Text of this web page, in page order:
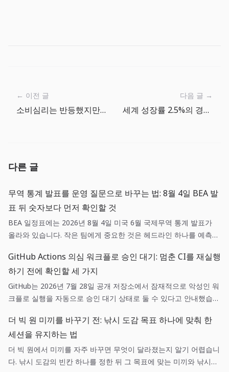
← 이전 글
소비심리는 반등했지만 기대인플레이션은 4.6%: 작은 팀은 가격 피로를 다시 계산해야 한다
다음 글 →
세계 성장률 2.5%의 경고: 매출 전망보다 현금흐름 방어가 먼저다
다른 글
무역 통계 발표를 운영 질문으로 바꾸는 법: 8월 4일 BEA 발
표 뒤 숫자보다 먼저 확인할 것
BEA 일정표에는 2026년 8월 4일 미국 6월 국제무역 통계 발표가
올라와 있습니다. 작은 팀에게 중요한 것은 헤드라인 하나를 예측하
와 연결되는지 기록하는 일입니다.
GitHub Actions 의심 워크플로 승인 대기: 멈춘 CI를 재실행
하기 전에 확인할 세 가지
GitHub는 2026년 7월 28일 공개 저장소에서 잠재적으로 악성인 워
크플로 실행을 자동으로 승인 대기 상태로 둘 수 있다고 안내했습니
권한을 짧은 순서로 확인하는 운영 작업입니다.
더 빅 원 미끼를 바꾸기 전: 낚시 도감 목표 하나에 맞춰 한
세션을 유지하는 법
더 빅 원에서 미끼를 자주 바꾸면 무엇이 달라졌는지 알기 어렵습니
다. 낚시 도감의 빈칸 하나를 정한 뒤 그 목표에 맞는 미끼와 낚시터